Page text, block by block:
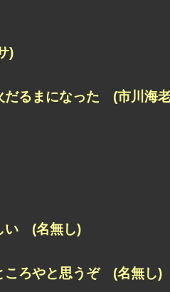
)
だるまになった (市川海
い (名無し)
ころやと思うぞ (名無し)